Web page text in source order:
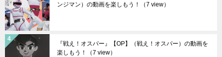
ンジマン）の動画を楽しもう！
（7 view）
『戦え！オスパー』【OP】（戦え！オスパー）の動画を
楽しもう！
（7 view）